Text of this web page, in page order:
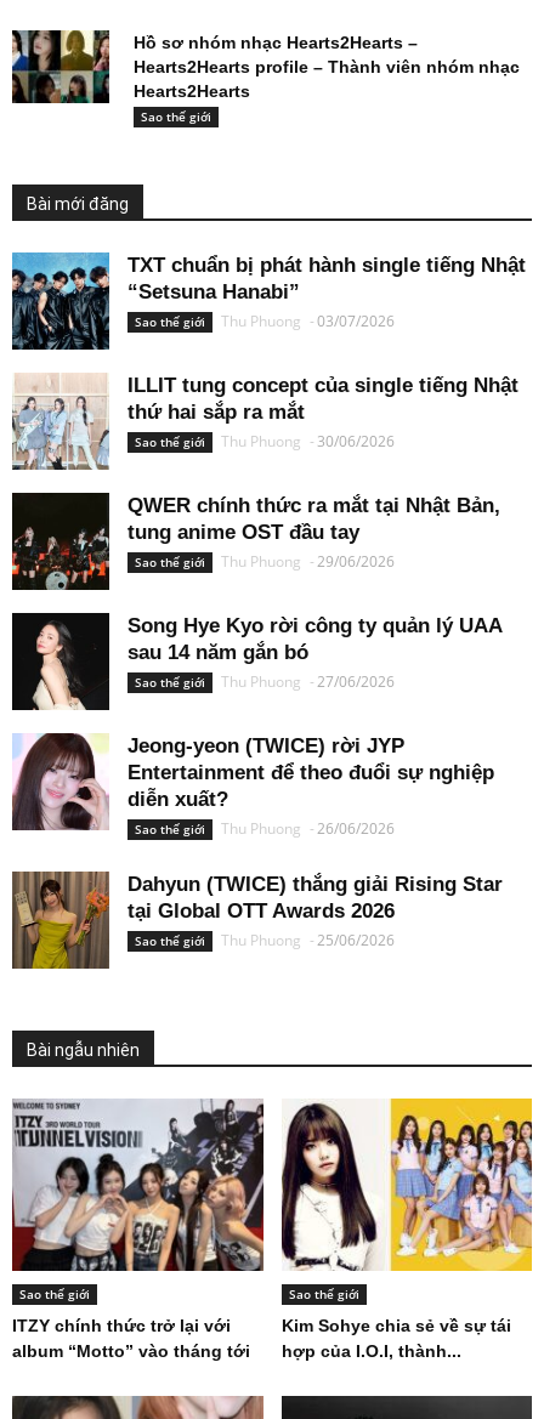
Hồ sơ nhóm nhạc Hearts2Hearts –
Hearts2Hearts profile – Thành viên nhóm nhạc
Hearts2Hearts
Sao thế giới
Bài mới đăng
TXT chuẩn bị phát hành single tiếng Nhật
“Setsuna Hanabi”
Sao thế giới Thu Phuong -03/07/2026
ILLIT tung concept của single tiếng Nhật
thứ hai sắp ra mắt
Sao thế giới Thu Phuong - 30/06/2026
QWER chính thức ra mắt tại Nhật Bản,
tung anime OST đầu tay
Sao thế giới Thu Phuong -29/06/2026
Song Hye Kyo rời công ty quản lý UAA
sau 14 năm gắn bó
Sao thế giới Thu Phuong -27/06/2026
Jeong-yeon (TWICE) rời JYP
Entertainment để theo đuổi sự nghiệp
diễn xuất?
Sao thế giới Thu Phuong -26/06/2026
Dahyun (TWICE) thắng giải Rising Star
tại Global OTT Awards 2026
Sao thế giới Thu Phuong -25/06/2026
Bài ngẫu nhiên
Sao thế giới
ITZY chính thức trở lại với
album “Motto” vào tháng tới
Sao thế giới
Kim Sohye chia sẻ về sự tái
hợp của I.O.I, thành...